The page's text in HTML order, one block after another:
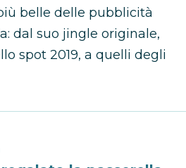
belle delle pubblicità
dal suo jingle originale,
spot 2019, a quelli degli